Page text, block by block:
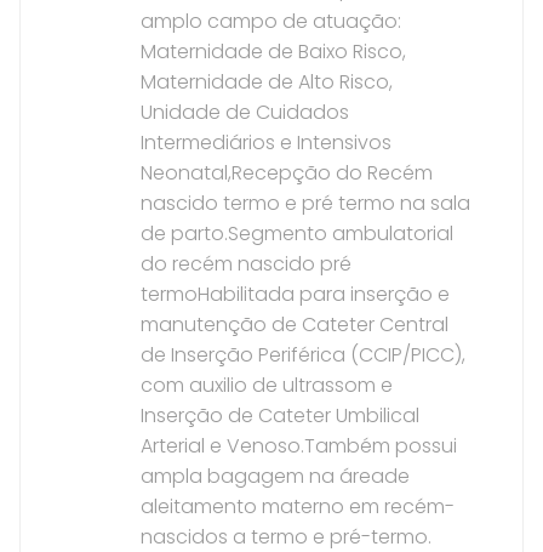
amplo campo de atuação:
Maternidade de Baixo Risco,
Maternidade de Alto Risco,
Unidade de Cuidados
Intermediários e Intensivos
Neonatal,Recepção do Recém
nascido termo e pré termo na sala
de parto.Segmento ambulatorial
do recém nascido pré
termoHabilitada para inserção e
manutenção de Cateter Central
de Inserção Periférica (CCIP/PICC),
com auxilio de ultrassom e
Inserção de Cateter Umbilical
Arterial e Venoso.Também possui
ampla bagagem na áreade
aleitamento materno em recém-
nascidos a termo e pré-termo.